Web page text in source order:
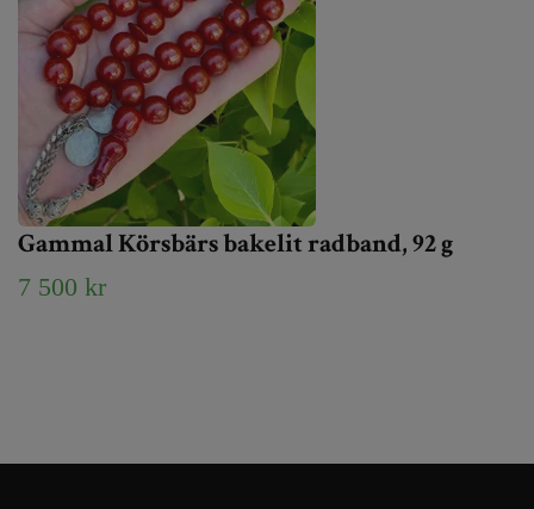
Gammal Körsbärs bakelit radband, 92 g
7 500 kr